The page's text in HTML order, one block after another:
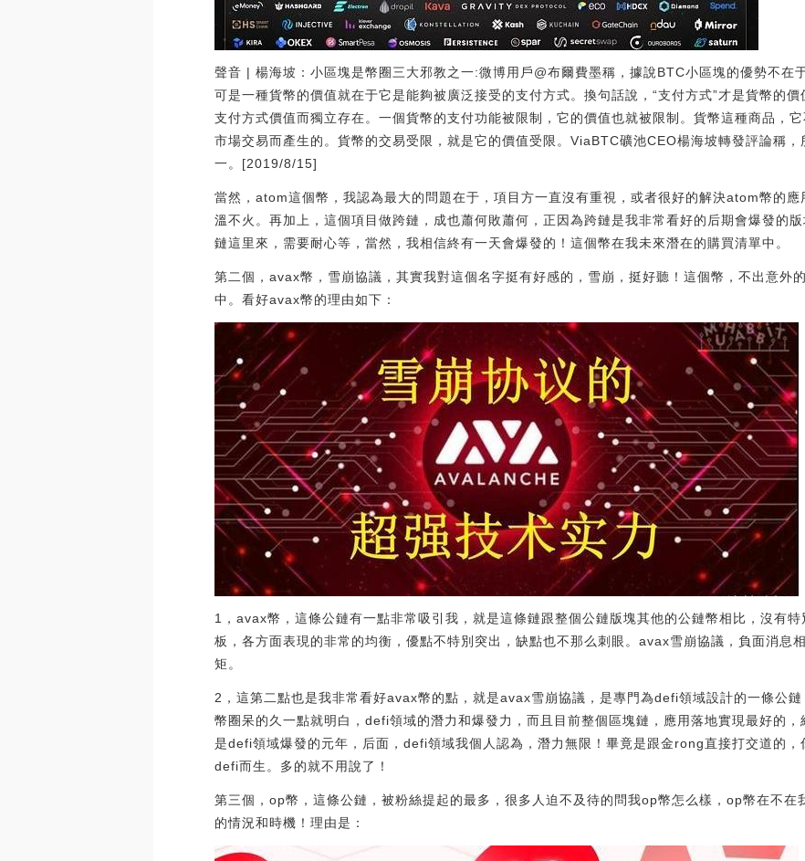
聲音 | 楊海坡：小區塊是幣圈三大邪教之一:微博用戶@布爾費墨稱，據說BTC小區塊的優勢不在于
可是一種貨幣的價值就在于它是能夠被廣泛接受的支付方式。換句話說，“支付方式”才是貨幣的價
支付方式價值而獨立存在。一個貨幣的支付功能被限制，它的價值也就被限制。貨幣這種商品，
市場交易而產生的。貨幣的交易受限，就是它的價值受限。ViaBTC礦池CEO楊海坡轉發評論稱，
一。[2019/8/15]
當然，atom這個幣，我認為最大的問題在于，項目方一直沒有重視，或者很好的解決atom幣的
溫不火。再加上，這個項目做跨鏈，成也蕭何敗蕭何，正因為跨鏈是我非常看好的后期會爆發的
鏈這里來，需要耐心等，當然，我相信終有一天會爆發的！這個幣在我未來潛在的購買清單中。
第二個，avax幣，雪崩協議，其實我對這個名字挺有好感的，雪崩，挺好聽！這個幣，不出意外
中。看好avax幣的理由如下：
1，avax幣，這條公鏈有一點非常吸引我，就是這條鏈跟整個公鏈版塊其他的公鏈幣相比，沒有
板，各方面表現的非常的均衡，優點不特別突出，缺點也不那么刺眼。avax雪崩協議，負面消息
矩。
2，這第二點也是我非常看好avax幣的點，就是avax雪崩協議，是專門為defi領域設計的一條公
幣圈呆的久一點就明白，defi領域的潛力和爆發力，而且目前整個區塊鏈，應用落地實現最好的
是defi領域爆發的元年，后面，defi領域我個人認為，潛力無限！畢竟是跟金rong直接打交道的，
defi而生。多的就不用說了！
第三個，op幣，這條公鏈，被粉絲提起的最多，很多人迫不及待的問我op幣怎么樣，op幣在不在
的情況和時機！理由是：